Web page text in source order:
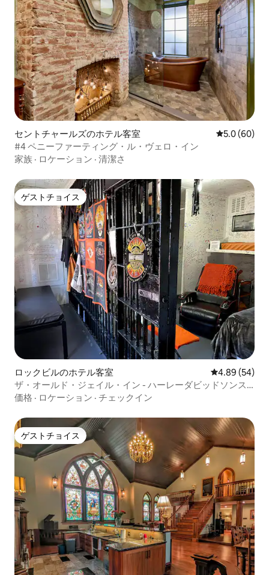
セントチャールズのホテル客室 レビュー60
5.0 (60)
#4 ペニーファーティング・ル・ヴェロ・イン
家族 · ロケーション · 清潔さ
ゲストチョイス
ゲストチョイス
ロックビルのホテル客室 レビュー54
4.89 (54)
ザ・オールド・ジェイル・イン - ハーレーダビッドソンス
イート
価格 · ロケーション · チェックイン
ゲストチョイス
ゲストチョイス